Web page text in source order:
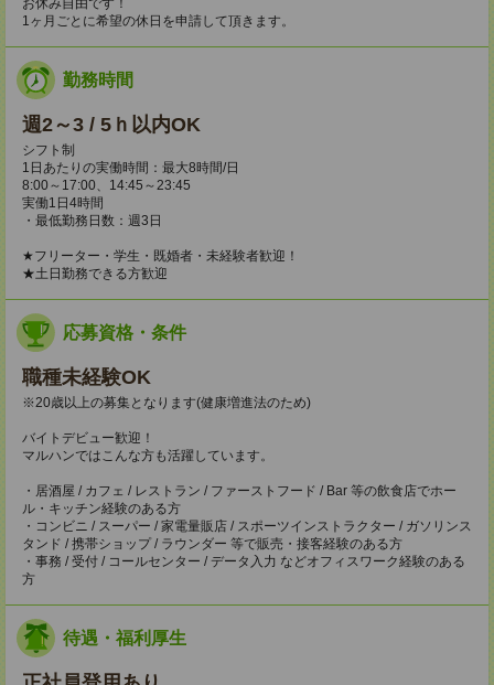
1ヶ月ごとに希望の休日を申請して頂きます。
勤務時間
週2～3 / 5ｈ以内OK
シフト制
1日あたりの実働時間：最大8時間/日
8:00～17:00、14:45～23:45
実働1日4時間
・最低勤務日数：週3日
★フリーター・学生・既婚者・未経験者歓迎！
★土日勤務できる方歓迎
応募資格・条件
職種未経験OK
※20歳以上の募集となります(健康増進法のため)
バイトデビュー歓迎！
マルハンではこんな方も活躍しています。
・居酒屋 / カフェ / レストラン / ファーストフード / Bar 等の飲食店でホー
ル・キッチン経験のある方
・コンビニ / スーパー / 家電量販店 / スポーツインストラクター / ガソリンス
タンド / 携帯ショップ / ラウンダー 等で販売・接客経験のある方
・事務 / 受付 / コールセンター / データ入力 などオフィスワーク経験のある
方
待遇・福利厚生